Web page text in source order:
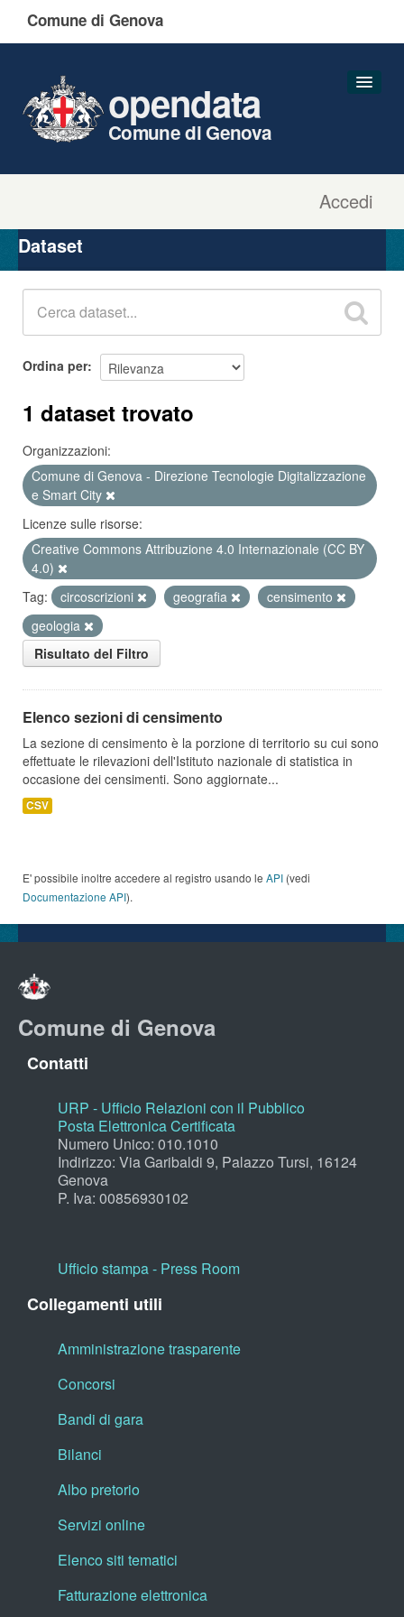
Comune di Genova
Accedi
opendata
Comune di Genova
Organizzazioni
Gruppi
Dataset
Ordina per
1 dataset trovato
Organizzazioni:
Comune di Genova - Direzione Tecnologie Digitalizzazione
e Smart City
Licenze sulle risorse:
Creative Commons Attribuzione 4.0 Internazionale (CC BY
4.0)
Tag:
circoscrizioni geografia
censimento
geologia
Risultato del Filtro
Elenco sezioni di censimento
La sezione di censimento è la porzione di territorio su cui sono
effettuate le rilevazioni dell'Istituto nazionale di statistica in
occasione dei censimenti. Sono aggiornate...
CSV
E' possibile inoltre accedere al registro usando le API (vedi
Documentazione API).
Comune di Genova
Contatti
URP - Ufficio Relazioni con il Pubblico
Posta Elettronica Certificata
Numero Unico: 010.1010
Indirizzo: Via Garibaldi 9, Palazzo Tursi, 16124
Genova
P. Iva: 00856930102
Ufficio stampa - Press Room
Collegamenti utili
Amministrazione trasparente
Concorsi
Bandi di gara
Bilanci
Albo pretorio
Servizi online
Elenco siti tematici
Fatturazione elettronica